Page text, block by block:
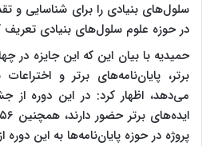
در حوزه علوم سلول‌های بنیادی تعریف
حمیدیه با بیان این که این جایزه در
برتر، پایان‌نامه‌های برتر و
پروژه در حوزه پایان‌نامه‌ها به این